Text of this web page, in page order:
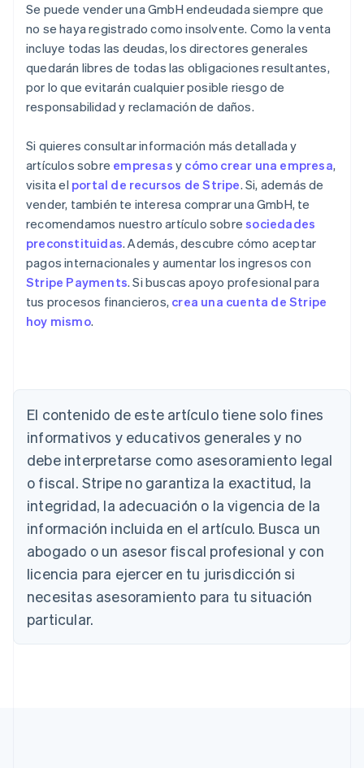
Se puede vender una GmbH endeudada siempre que
no se haya registrado como insolvente. Como la venta
incluye todas las deudas, los directores generales
quedarán libres de todas las obligaciones resultantes,
por lo que evitarán cualquier posible riesgo de
responsabilidad y reclamación de daños.
Si quieres consultar información más detallada y
artículos sobre empresas y cómo crear una empresa,
visita el portal de recursos de Stripe. Si, además de
vender, también te interesa comprar una GmbH, te
recomendamos nuestro artículo sobresociedades
preconstituidas. Además, descubre cómo aceptar
pagos internacionales y aumentar los ingresos con
Stripe Payments. Si buscas apoyo profesional para
tus procesos financieros, crea una cuenta de Stripe
hoy mismo.
El contenido de este artículo tiene solo fines
informativos y educativos generales y no
debe interpretarse como asesoramiento legal
o fiscal. Stripe no garantiza la exactitud, la
integridad, la adecuación o la vigencia de la
información incluida en el artículo. Busca un
abogado o un asesor fiscal profesional y con
licencia para ejercer en tu jurisdicción si
necesitas asesoramiento para tu situación
particular.
DeutschEnglish
Australia
Austria
DeutschEnglish
Bélgica
Nederlands
Brasil
PortuguêsEnglish
Bulgaria
English
Canadá
English
China continental
简体中文English